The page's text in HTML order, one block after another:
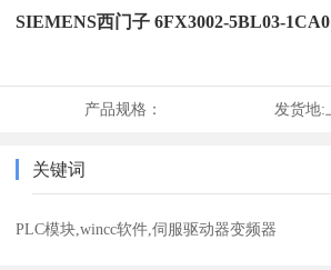
SIEMENS西门子 6FX3002-5BL03-1CA0
产品规格： 发货地:
关键词
PLC模块,wincc软件,伺服驱动器变频器